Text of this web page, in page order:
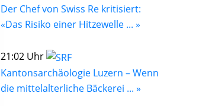
Der Chef von Swiss Re kritisiert:
«Das Risiko einer Hitzewelle ... »
21:02 Uhr
Kantonsarchäologie Luzern – Wenn
die mittelalterliche Bäckerei ... »